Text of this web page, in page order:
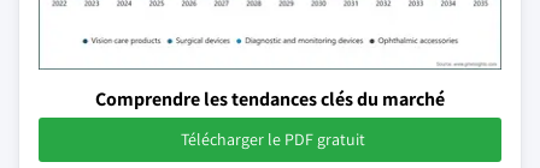
Comprendre les tendances clés du marché
Télécharger le PDF gratuit